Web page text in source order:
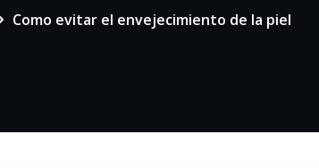
Como evitar el envejecimiento de la piel